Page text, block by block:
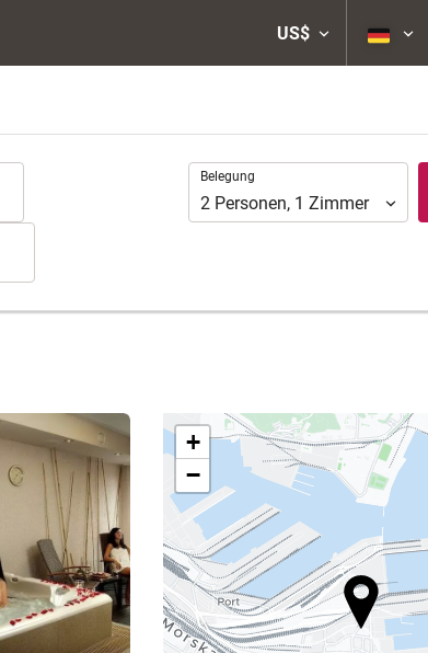
US$
Belegung
Belegung
2 Personen, 1 Zimmer
anzeigen
+
−